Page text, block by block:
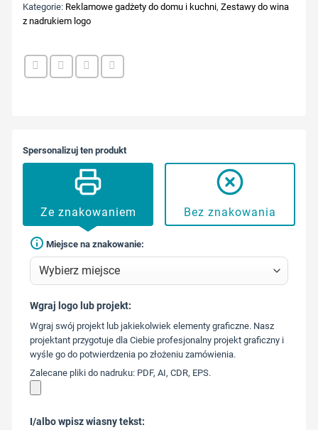
Kategorie: Reklamowe gadżety do domu i kuchni,Zestawy do wina
z nadrukiem logo
Spersonalizuj ten produkt
Ze znakowaniem Bez znakowania
Miejsce na znakowanie:
573 568
217
Wgraj logo lub projekt:
Wgraj swój projekt lub jakiekolwiek elementy graficzne. Nasz
projektant przygotuje dla Ciebie profesjonalny projekt graficzny i
wyśle go do potwierdzenia po złożeniu zamówienia.
Zalecane pliki do nadruku: PDF, AI, CDR, EPS.
I/albo wpisz wiasny tekst: